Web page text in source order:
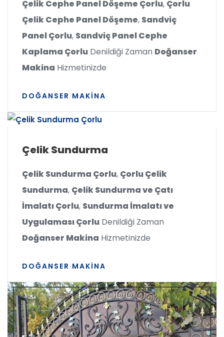
Çelik Cephe Panel Döşeme Çorlu, Çorlu
Çelik Cephe Panel Döşeme, Sandviç
Panel Çorlu, Sandviç Panel Cephe
Kaplama Çorlu Denildiği Zaman Doğanser
Makina Hizmetinizde
DOĞANSER MAKINA
Çelik Sundurma
Çelik Sundurma Çorlu, Çorlu Çelik
Sundurma, Çelik Sundurma ve Çatı
İmalatı Çorlu, Sundurma İmalatı ve
Uygulaması Çorlu Denildiği Zaman
Doğanser Makina Hizmetinizde
DOĞANSER MAKINA